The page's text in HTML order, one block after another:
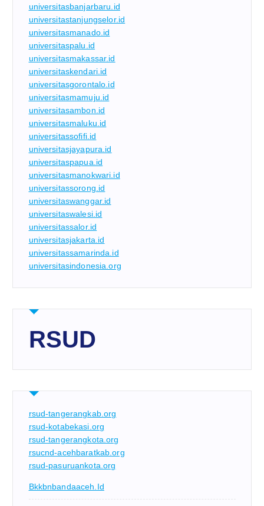
universitasbanjarbaru.id
universitastanjungselor.id
universitasmanado.id
universitaspalu.id
universitasmakassar.id
universitaskendari.id
universitasgorontalo.id
universitasmamuju.id
universitasambon.id
universitasmaluku.id
universitassofifi.id
universitasjayapura.id
universitaspapua.id
universitasmanokwari.id
universitassorong.id
universitaswanggar.id
universitaswalesi.id
universitassalor.id
universitasjakarta.id
universitassamarinda.id
universitasindonesia.org
RSUD
rsud-tangerangkab.org
rsud-kotabekasi.org
rsud-tangerangkota.org
rsucnd-acehbaratkab.org
rsud-pasuruankota.org
Bkkbnbandaaceh.id